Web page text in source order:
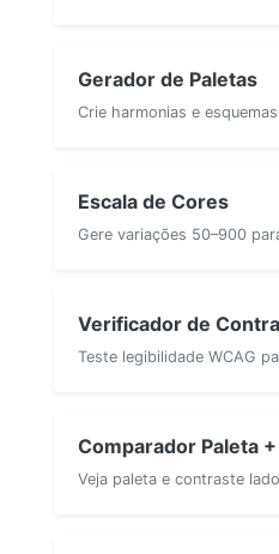
Gerador de Paletas
Crie harmonias e
Escala de Cores
Gere variações 50–900
Verificador de
Teste legibilidade WCAG
Comparador Paleta
Veja paleta e contraste